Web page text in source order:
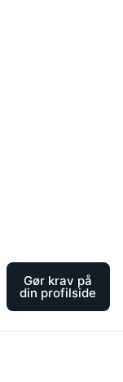
Gør krav på
din profilside